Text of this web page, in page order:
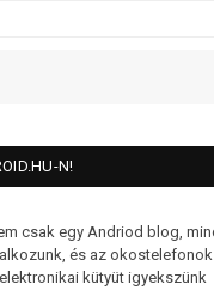
N!
csak egy Andriod blog,
és az
kütyüt igyekszünk